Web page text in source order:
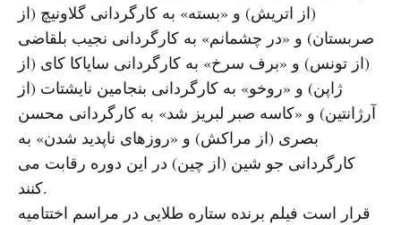
(از اتریش) و «بسته» به کارگردانی گلاونیچ (از
صربستان) و «در چشمانم» به کارگردانی نجیب بلقاضی
(از تونس) و «برف سرخ» به کارگردانی سایاکا کای (از
ژاپن) و «روخو» به کارگردانی بنجامین نایشتات (از
آرژانتین) و «کاسه صبر لبریز شد» به کارگردانی محسن
بصری (از مراکش) و «روزهای ناپدید شدن» به
کارگردانی جو شین (از چین) در این دوره رقابت می
کنند.
قرار است فیلم برنده ستاره طلایی در مراسم اختتامیه